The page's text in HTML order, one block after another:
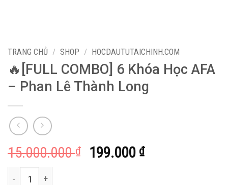
TRANG CHỦ / SHOP / HOCDAUTUTAICHINH.COM
🔥[FULL COMBO] 6 Khóa Học AFA
– Phan Lê Thành Long
15.000.000₫
Giá
199.000 ₫Giá